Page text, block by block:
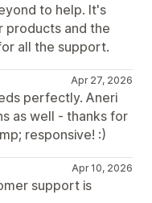
to help. It's
products and the
all the support.
Apr 27, 2026
perfectly. Aneri
as well - thanks for
responsive! :)
Apr 10, 2026
support is